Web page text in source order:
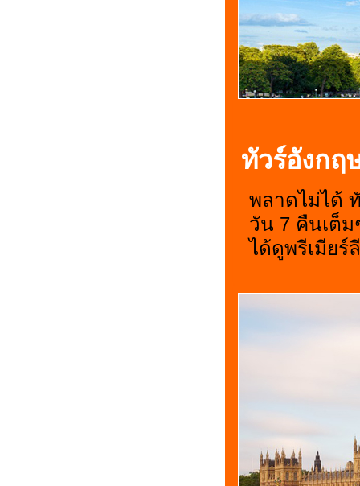
ทัวร์อังกฤ
พลาดไม่ได้
วัน 7 คืนเต็
ได้ดูพรีเมีย